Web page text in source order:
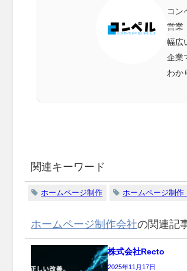
コン
営業
幅広
企業
わか
関連キーワード
ホームページ制作 ホームページ制作
ホームページ制作会社の関連記
株式会社Recto
2025年11月17日